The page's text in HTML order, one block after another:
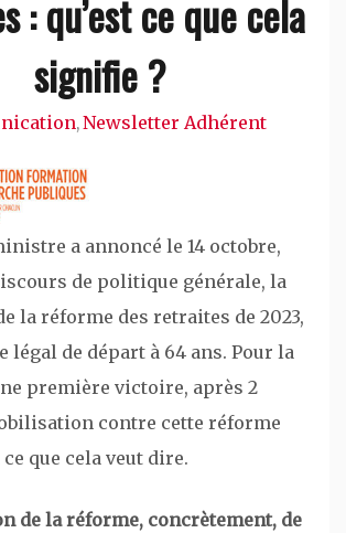
: qu’est ce que cela
signifie ?
,Newsletter Adhérent
a annoncé le 14 octobre,
de politique générale, la
la réforme des retraites de 2023,
légal de départ à 64 ans. Pour la
première victoire, après 2
contre cette réforme
que cela veut dire.
de la réforme, concrètement, de